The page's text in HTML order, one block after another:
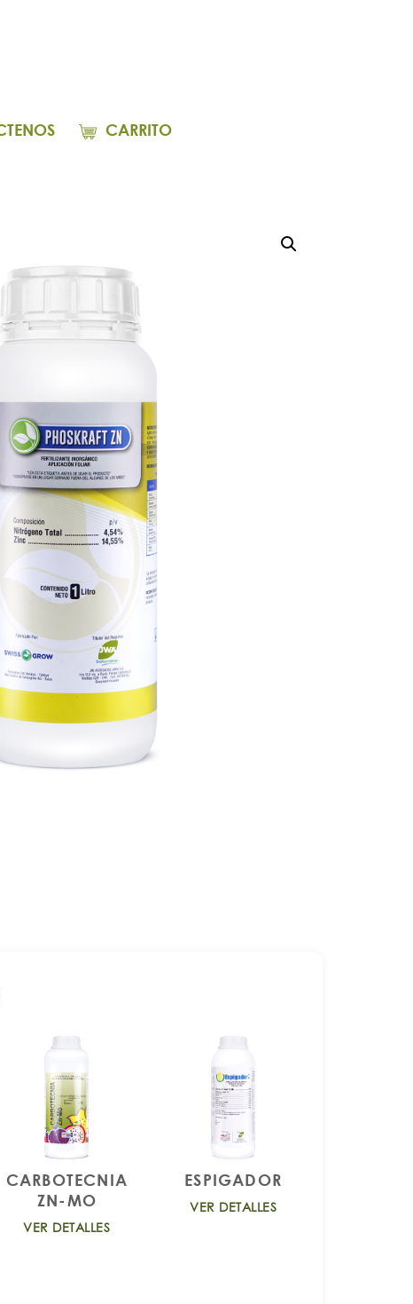
CARRITO
CARBOTECNIA
ZN-MO
VER DETALLES
ESPIGADOR
VER DETALLES